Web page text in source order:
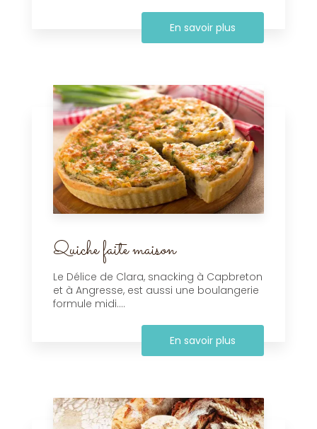
En savoir plus
Quiche faite maison
Le Délice de Clara, snacking à Capbreton
et à Angresse, est aussi une boulangerie
formule midi....
En savoir plus